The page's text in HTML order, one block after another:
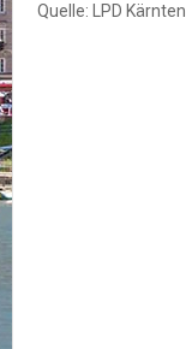
Quelle: LPD Kärnten